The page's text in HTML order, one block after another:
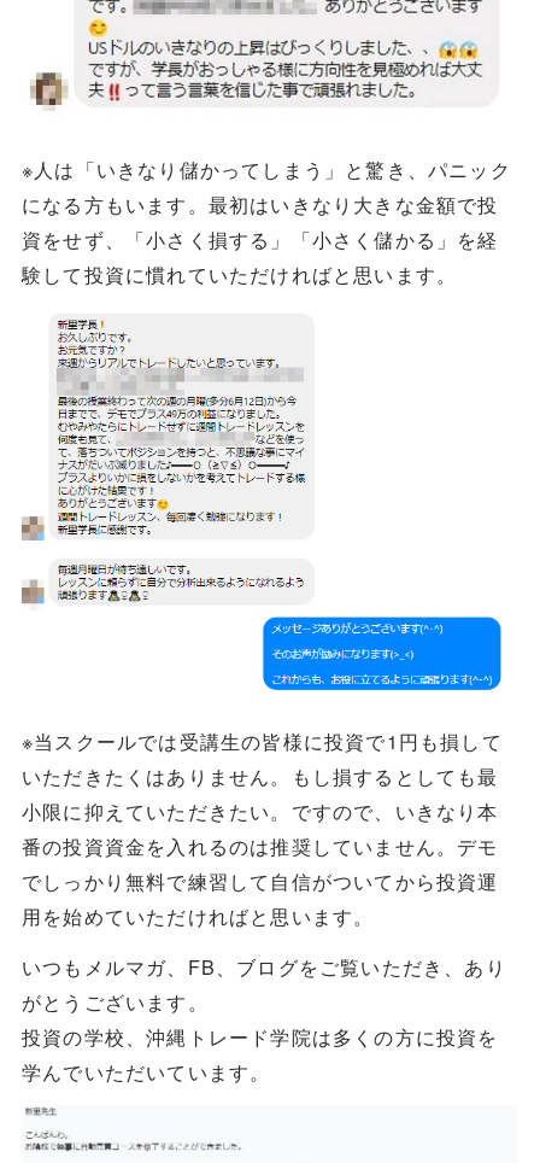
※人は「いきなり儲かってしまう」と驚き、パニック
になる方もいます。最初はいきなり大きな金額で投
資をせず、「小さく損する」「小さく儲かる」を経
験して投資に慣れていただければと思います。
※当スクールでは受講生の皆様に投資で1円も損して
いただきたくはありません。もし損するとしても最
小限に抑えていただきたい。ですので、いきなり本
番の投資資金を入れるのは推奨していません。デモ
でしっかり無料で練習して自信がついてから投資運
用を始めていただければと思います。
いつもメルマガ、FB、ブログをご覧いただき、あり
がとうございます。
投資の学校、沖縄トレード学院は多くの方に投資を
学んでいただいています。